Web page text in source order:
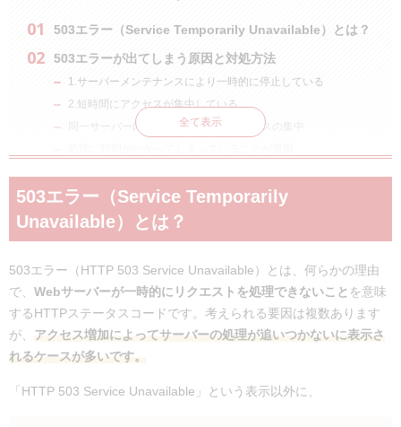
503エラー（Service Temporarily Unavailable）とは？
503エラーが出てしまう原因と対処方法
1.サーバーメンテナンスにより一時的に停止している
2.短時間にアクセスが集中している
同一サーバー内の他のサイトへのアクセスの集中
503エラーが頻発する場合の対処法
転送量や同時接続数の上限に余裕のあるサーバーを選ぶ
転送速度を高めて負荷をかけないようにする
迅速な復旧はできないケースが大半
すぐに復旧できるケースは？
代表的なHTTPステータスコード
まとめ
全て表示
503エラー（Service Temporarily
Unavailable）とは？
503エラー（HTTP 503 Service Unavailable）とは、何らかの理由
で、 Webサーバーが一時的にリクエストを処理できないこと を意味
するHTTPステータスコードです。考えられる要因は複数あります
が、 アクセス増加によってサーバーの処理が追いつかないに表示さ
れるケースが多いです。
「HTTP 503 Service Unavailable」という表示以外に、